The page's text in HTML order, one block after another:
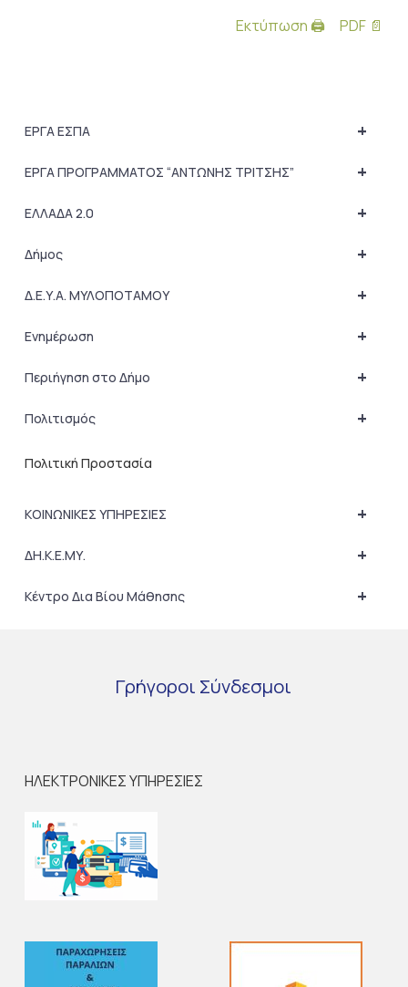
Εκτύπωση 🖨 PDF 📄
+
ΕΡΓΑ ΕΣΠΑ
+
ΕΡΓΑ ΠΡΟΓΡΑΜΜΑΤΟΣ “ΑΝΤΩΝΗΣ ΤΡΙΤΣΗΣ”
+
ΕΛΛΑΔΑ 2.0
+
Δήμος
+
Δ.Ε.Υ.Α. ΜΥΛΟΠΟΤΑΜΟΥ
+
Ενημέρωση
+
Περιήγηση στο Δήμο
+
Πολιτισμός
Πολιτική Προστασία
+
ΚΟΙΝΩΝΙΚΕΣ ΥΠΗΡΕΣΙΕΣ
+
ΔΗ.Κ.Ε.ΜΥ.
+
Κέντρο Δια Βίου Μάθησης
Γρήγοροι Σύνδεσμοι
ΗΛΕΚΤΡΟΝΙΚΕΣ ΥΠΗΡΕΣΙΕΣ